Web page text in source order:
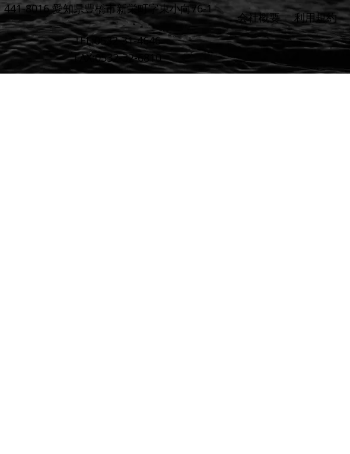
441-8016 愛知県豊橋市新栄町字東小向76-1
TEL:0532-31-4646
FAX:0532-32-6810
​会社概要 ​利用規約